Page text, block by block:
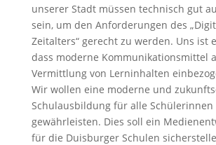
unserer Stadt müssen technisch gut
sein, um den Anforderungen des
Zeitalters“ gerecht zu werden. Uns ist
dass moderne Kommunikationsmittel
Vermittlung von Lerninhalten
Wir wollen eine moderne und
Schulausbildung für alle
gewährleisten. Dies soll ein
für die Duisburger Schulen